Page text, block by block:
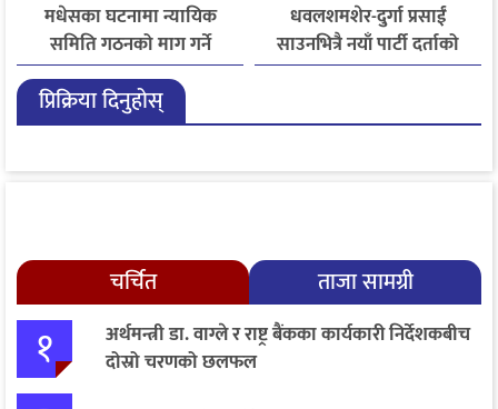
मधेसका घटनामा न्यायिक
समिति गठनको माग गर्ने
कांग्रेसको निर्णय
धवलशमशेर-दुर्गा प्रसाईं
साउनभित्रै नयाँ पार्टी दर्ताको
तयारीमा, राजसंस्था र हिन्दुराष्ट्र
प्रिक्रिया दिनुहोस्
चर्चित ताजा सामग्री
१
अर्थमन्त्री डा. वाग्ले र राष्ट्र बैंकका कार्यकारी निर्देशकबीच
दोस्रो चरणको छलफल